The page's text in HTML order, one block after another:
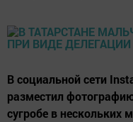
В социальной сети
разместил
сугробе в нескольких